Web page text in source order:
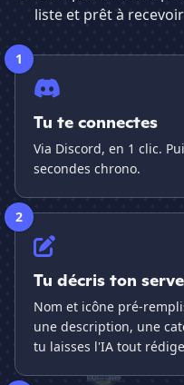
liste et prêt à
1
Tu te connectes
Via Discord, en 1 clic.
secondes chrono.
2
Tu décris ton
Nom et icône pré-
une description, une
tu laisses l'IA tout